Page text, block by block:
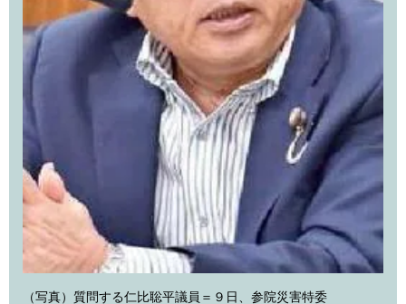
（写真）質問する仁比聡平議員＝９日、参院災害特委